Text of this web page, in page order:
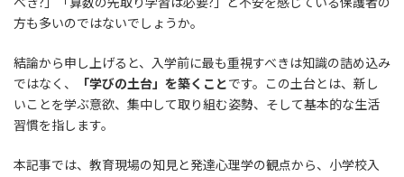
方も多いのではないでしょうか。
結論から申し上げると、入学前に最も重視すべきは知識の詰め込み
ではなく、
「学びの土台」を築くことです。この土台とは、新し
いことを学ぶ意欲、集中して取り組む姿勢、そして基本的な生活
習慣を指します。
本記事では、教育現場の知見と発達心理学の観点から、小学校入